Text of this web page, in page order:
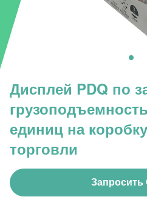
Дисплей PDQ по
единиц на
торговли
Запросить